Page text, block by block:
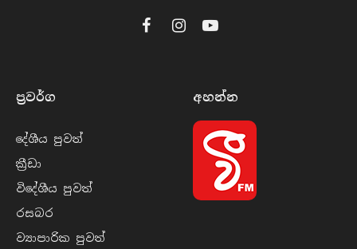
FacebookInstagramYouTube
ප්‍රවර්​ග
දේශීය පුව​ත්
ක්‍රී​ඩා
විදේශීය පුව​ත්
රසබ​ර
ව්‍යාපාරික පුව​ත්
අහන්​න